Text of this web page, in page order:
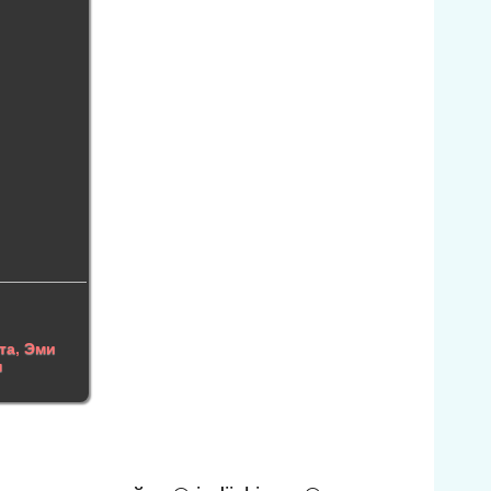
,Эми